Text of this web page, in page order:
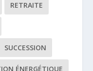
RETRAITE
SUCCESSION
ÉNERGÉTIQUE